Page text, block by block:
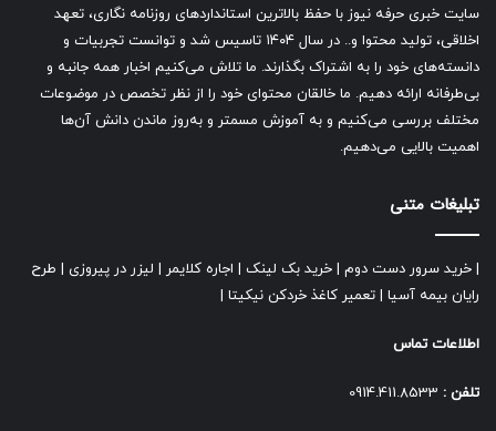
سایت خبری حرفه نیوز با حفظ بالاترین استانداردهای روزنامه نگاری، تعهد
اخلاقی، تولید محتوا و.. در سال ۱۴۰۴ تاسیس شد و توانست تجربیات و
دانسته‌های خود را به اشتراک بگذارند. ما تلاش می‌کنیم اخبار همه جانبه و
بی‌طرفانه ارائه دهیم. ما خالقان محتوای خود را از نظر تخصص در موضوعات
مختلف بررسی می‌کنیم و به آموزش مسمتر و به‌روز ماندن دانش آن‌ها
اهمیت بالایی می‌دهیم.
تبلیغات متنی
خرید سرور دست دوم خرید بک لینک اجاره کلایمر لیزر در پیروزی
طرح
رایان بیمه آسیا
تعمیر کاغذ خردکن نیکیتا
اطلاعات تماس
تلفن :